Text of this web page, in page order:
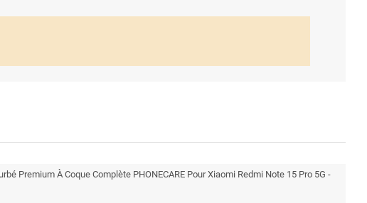
Premium À Coque Complète PHONECARE Pour Xiaomi Redmi Note 15 Pro 5G -